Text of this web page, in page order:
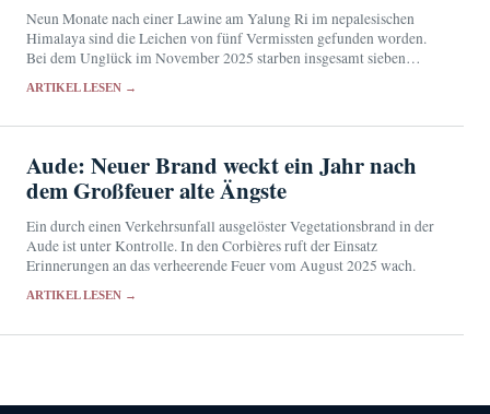
Neun Monate nach einer Lawine am Yalung Ri im nepalesischen
Himalaya sind die Leichen von fünf Vermissten gefunden worden.
Bei dem Unglück im November 2025 starben insgesamt sieben
ARTIKEL LESEN →
Aude: Neuer Brand weckt ein Jahr nach
dem Großfeuer alte Ängste
Ein durch einen Verkehrsunfall ausgelöster Vegetationsbrand in der
Aude ist unter Kontrolle. In den Corbières ruft der Einsatz
Erinnerungen an das verheerende Feuer vom August 2025 wach.
ARTIKEL LESEN →